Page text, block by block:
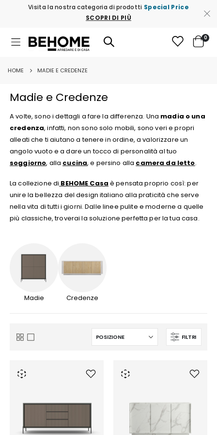
Visita la nostra categoria di prodotti Special Price
SCOPRI DI PIÙ
Toggle
Nav
Cart
0
HOME MADIE E CREDENZE
Madie e Credenze
A volte, sono i dettagli a fare la differenza. Una madia o una
credenza, infatti, non sono solo mobili, sono veri e propri
alleati che ti aiutano a tenere in ordine, a valorizzare un
angolo vuoto e a dare un tocco di personalità al tuo
soggiorno, alla cucina, e persino alla camera da letto.
La collezione di BEHOME Casa è pensata proprio così: per
unire la bellezza del design italiano alla praticità che serve
nella vita di tutti i giorni. Dalle linee pulite e moderne a quelle
più classiche, troverai la soluzione perfetta per la tua casa.
Madie Credenze
Mostra
FILTRI